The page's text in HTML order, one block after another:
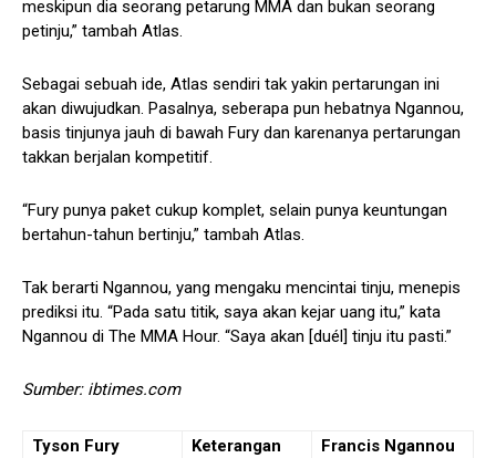
meskipun dia seorang petarung MMA dan bukan seorang
petinju,” tambah Atlas.
Sebagai sebuah ide, Atlas sendiri tak yakin pertarungan ini
akan diwujudkan. Pasalnya, seberapa pun hebatnya Ngannou,
basis tinjunya jauh di bawah Fury dan karenanya pertarungan
takkan berjalan kompetitif.
“Fury punya paket cukup komplet, selain punya keuntungan
bertahun-tahun bertinju,” tambah Atlas.
Tak berarti Ngannou, yang mengaku mencintai tinju, menepis
prediksi itu. “Pada satu titik, saya akan kejar uang itu,” kata
Ngannou di The MMA Hour. “Saya akan [duél] tinju itu pasti.”
Sumber: ibtimes.com
Tyson Fury Keterangan
Francis Ngannou